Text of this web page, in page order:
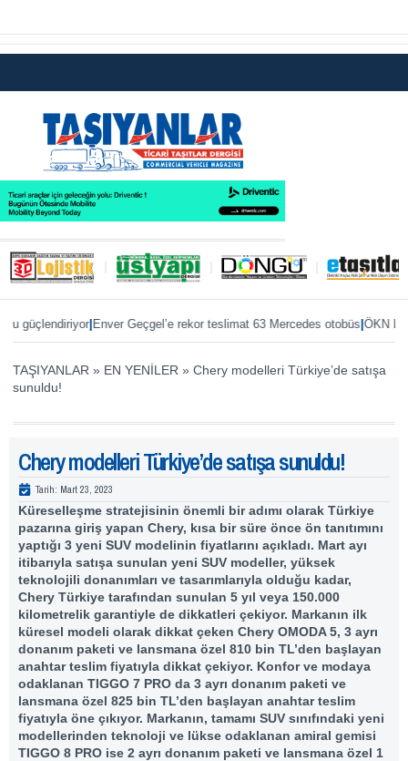
|Enver Geçgel’e rekor teslimat 63 Mercedes otobüs|ÖKN Lojistik’e
TAŞIYANLAR » EN YENİLER » Chery modelleri Türkiye’de satışa
sunuldu!
Chery modelleri Türkiye’de satışa sunuldu!
Tarih: Mart 23, 2023
Küreselleşme stratejisinin önemli bir adımı olarak Türkiye
pazarına giriş yapan Chery, kısa bir süre önce ön tanıtımını
yaptığı 3 yeni SUV modelinin fiyatlarını açıkladı. Mart ayı
itibarıyla satışa sunulan yeni SUV modeller, yüksek
teknolojili donanımları ve tasarımlarıyla olduğu kadar,
Chery Türkiye tarafından sunulan 5 yıl veya 150.000
kilometrelik garantiyle de dikkatleri çekiyor. Markanın ilk
küresel modeli olarak dikkat çeken Chery OMODA 5, 3 ayrı
donanım paketi ve lansmana özel 810 bin TL’den başlayan
anahtar teslim fiyatıyla dikkat çekiyor. Konfor ve modaya
odaklanan TIGGO 7 PRO da 3 ayrı donanım paketi ve
lansmana özel 825 bin TL’den başlayan anahtar teslim
fiyatıyla öne çıkıyor. Markanın, tamamı SUV sınıfındaki yeni
modellerinden teknoloji ve lükse odaklanan amiral gemisi
TIGGO 8 PRO ise 2 ayrı donanım paketi ve lansmana özel 1